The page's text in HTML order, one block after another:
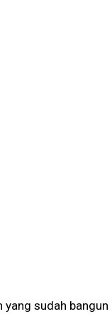
sudah